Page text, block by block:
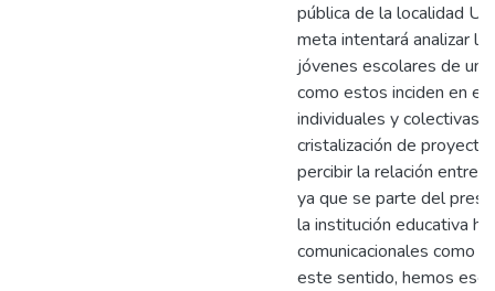
pública de la localidad
meta intentará analizar
jóvenes escolares de
como estos inciden en el
individuales y colectivas
cristalización de
percibir la relación entre
ya que se parte del
la institución educativa
comunicacionales como
este sentido, hemos